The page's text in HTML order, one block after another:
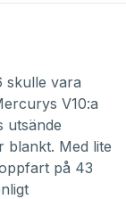
skulle vara
V10:a
utsände
blankt. Med lite
på 43